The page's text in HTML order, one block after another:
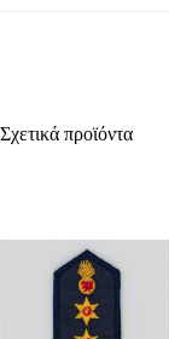
Σχετικά προϊόντα